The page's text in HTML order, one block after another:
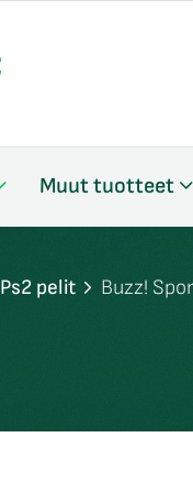
Muut tuotteet
Ps2 pelit Buzz!